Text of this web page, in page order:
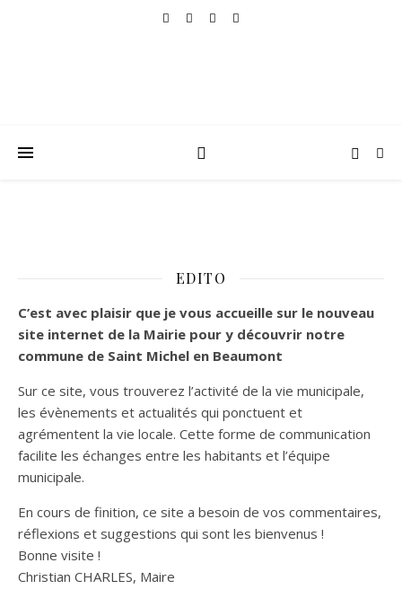
EDITO
C’est avec plaisir que je vous accueille sur le nouveau
site internet de la Mairie pour y découvrir notre
commune de Saint Michel en Beaumont
Sur ce site, vous trouverez l’activité de la vie municipale,
les évènements et actualités qui ponctuent et
agrémentent la vie locale. Cette forme de communication
facilite les échanges entre les habitants et l’équipe
municipale.
En cours de finition, ce site a besoin de vos commentaires,
réflexions et suggestions qui sont les bienvenus !
Bonne visite !
Christian CHARLES, Maire